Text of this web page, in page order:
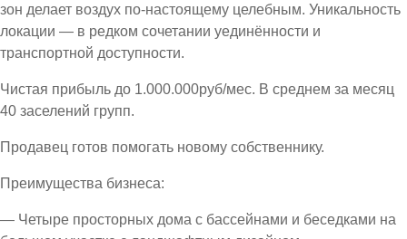
зон делает воздух по-настоящему целебным. Уникальность
локации — в редком сочетании уединённости и
транспортной доступности.
Чистая прибыль до 1.000.000руб/мес. В среднем за месяц
40 заселений групп.
Продавец готов помогать новому собственнику.
Преимущества бизнеса:
— Четыре просторных дома с бассейнами и беседками на